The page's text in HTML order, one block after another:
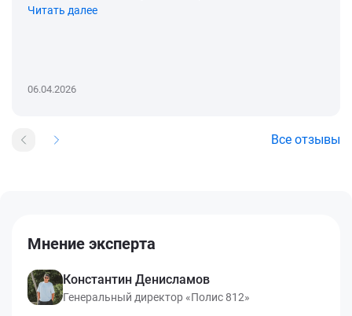
Читать далее
06.04.2026
Все отзывы
Мнение эксперта
Константин Денисламов
Генеральный директор «Полис 812»